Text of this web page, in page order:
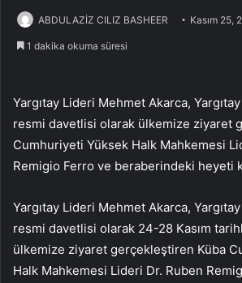
ABDULAZİZ CILIZ BASHEER Kasım 25,
1 dakika okuma süresi
Yargıtay Lideri Mehmet Akarca, Yargıtay
resmi davetlisi olarak ülkemize ziyaret
Cumhuriyeti Yüksek Halk Mahkemesi
Remigio Ferro ve beraberindeki heyeti
Yargıtay Lideri Mehmet Akarca, Yargıtay
resmi davetlisi olarak 24-28 Kasım
ülkemize ziyaret gerçekleştiren Küba
Halk Mahkemesi Lideri Dr. Ruben